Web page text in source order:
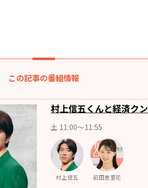
この記事の番組情報
村上信五くんと経済クン
土 11:00～11:55
村上信五 前田恵里花